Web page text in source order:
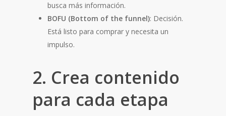
busca más información.
BOFU (Bottom of the funnel): Decisión.
Está listo para comprar y necesita un
impulso.
2. Crea contenido
para cada etapa